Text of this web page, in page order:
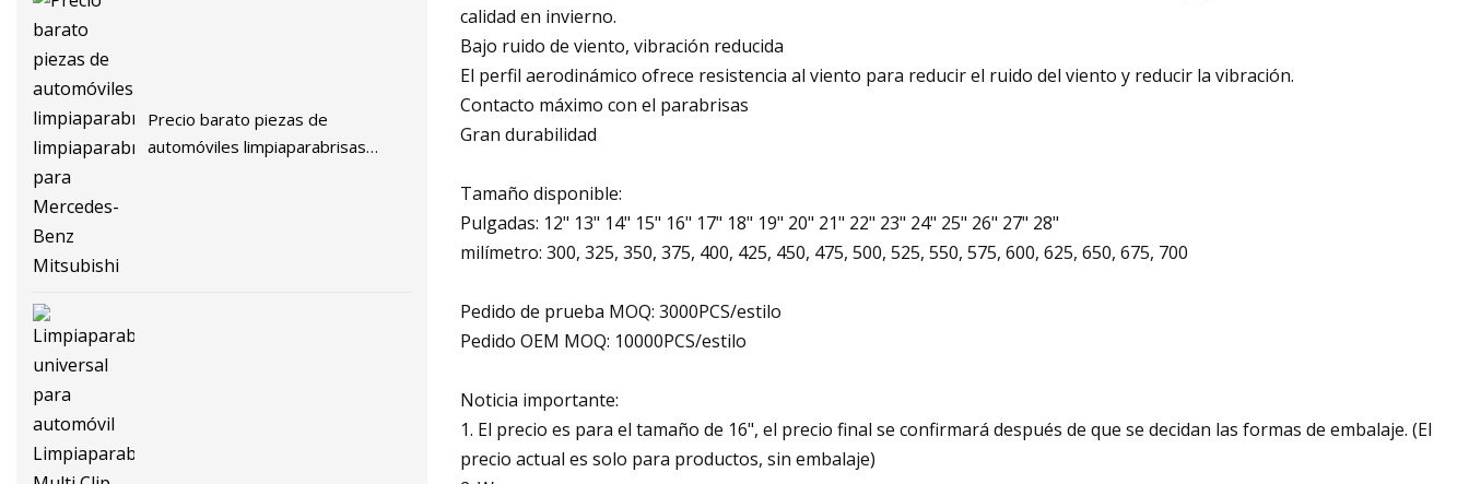
Precio barato piezas de
automóviles limpiaparabrisas
calidad en invierno.
Bajo ruido de viento, vibración reducida
El perfil aerodinámico ofrece resistencia al viento para reducir el ruido del viento y reducir la vibración.
Contacto máximo con el parabrisas
Gran durabilidad
Tamaño disponible:
Pulgadas: 12" 13" 14" 15" 16" 17" 18" 19" 20" 21" 22" 23" 24" 25" 26" 27" 28"
milímetro: 300, 325, 350, 375, 400, 425, 450, 475, 500, 525, 550, 575, 600, 625, 650, 675, 700
Pedido de prueba MOQ: 3000PCS/estilo
Pedido OEM MOQ: 10000PCS/estilo
Noticia importante:
1. El precio es para el tamaño de 16", el precio final se confirmará después de que se decidan las formas de embalaje. (El
precio actual es solo para productos, sin embalaje)